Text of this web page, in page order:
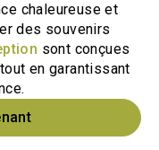
chaleureuse et
des souvenirs
sont conçues
en garantissant